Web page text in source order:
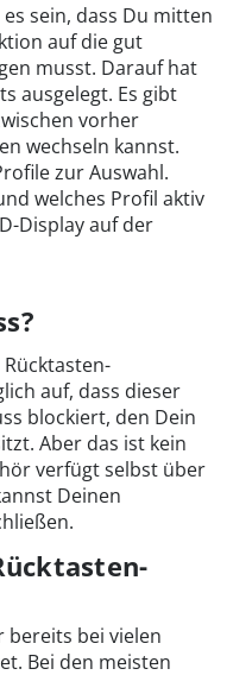
sein, dass Du mitten
auf die gut
musst. Darauf hat
ausgelegt. Es gibt
vorher
wechseln kannst.
zur Auswahl.
welches Profil aktiv
Display auf der
auf, dass dieser
blockiert, den Dein
Aber das ist kein
verfügt selbst über
Deinen
bereits bei vielen
Bei den meisten